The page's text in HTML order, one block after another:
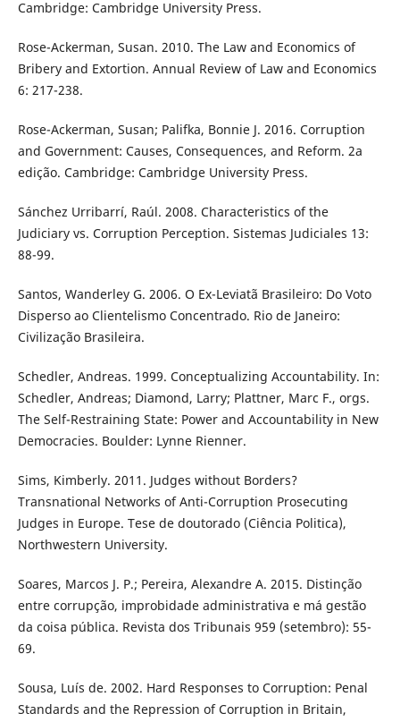
Cambridge: Cambridge University Press.
Rose-Ackerman, Susan. 2010. The Law and Economics of
Bribery and Extortion. Annual Review of Law and Economics
6: 217-238.
Rose-Ackerman, Susan; Palifka, Bonnie J. 2016. Corruption
and Government: Causes, Consequences, and Reform. 2a
edição. Cambridge: Cambridge University Press.
Sánchez Urribarrí, Raúl. 2008. Characteristics of the
Judiciary vs. Corruption Perception. Sistemas Judiciales 13:
88-99.
Santos, Wanderley G. 2006. O Ex-Leviatã Brasileiro: Do Voto
Disperso ao Clientelismo Concentrado. Rio de Janeiro:
Civilização Brasileira.
Schedler, Andreas. 1999. Conceptualizing Accountability. In:
Schedler, Andreas; Diamond, Larry; Plattner, Marc F., orgs.
The Self-Restraining State: Power and Accountability in New
Democracies. Boulder: Lynne Rienner.
Sims, Kimberly. 2011. Judges without Borders?
Transnational Networks of Anti-Corruption Prosecuting
Judges in Europe. Tese de doutorado (Ciência Politica),
Northwestern University.
Soares, Marcos J. P.; Pereira, Alexandre A. 2015. Distinção
entre corrupção, improbidade administrativa e má gestão
da coisa pública. Revista dos Tribunais 959 (setembro): 55-
69.
Sousa, Luís de. 2002. Hard Responses to Corruption: Penal
Standards and the Repression of Corruption in Britain,